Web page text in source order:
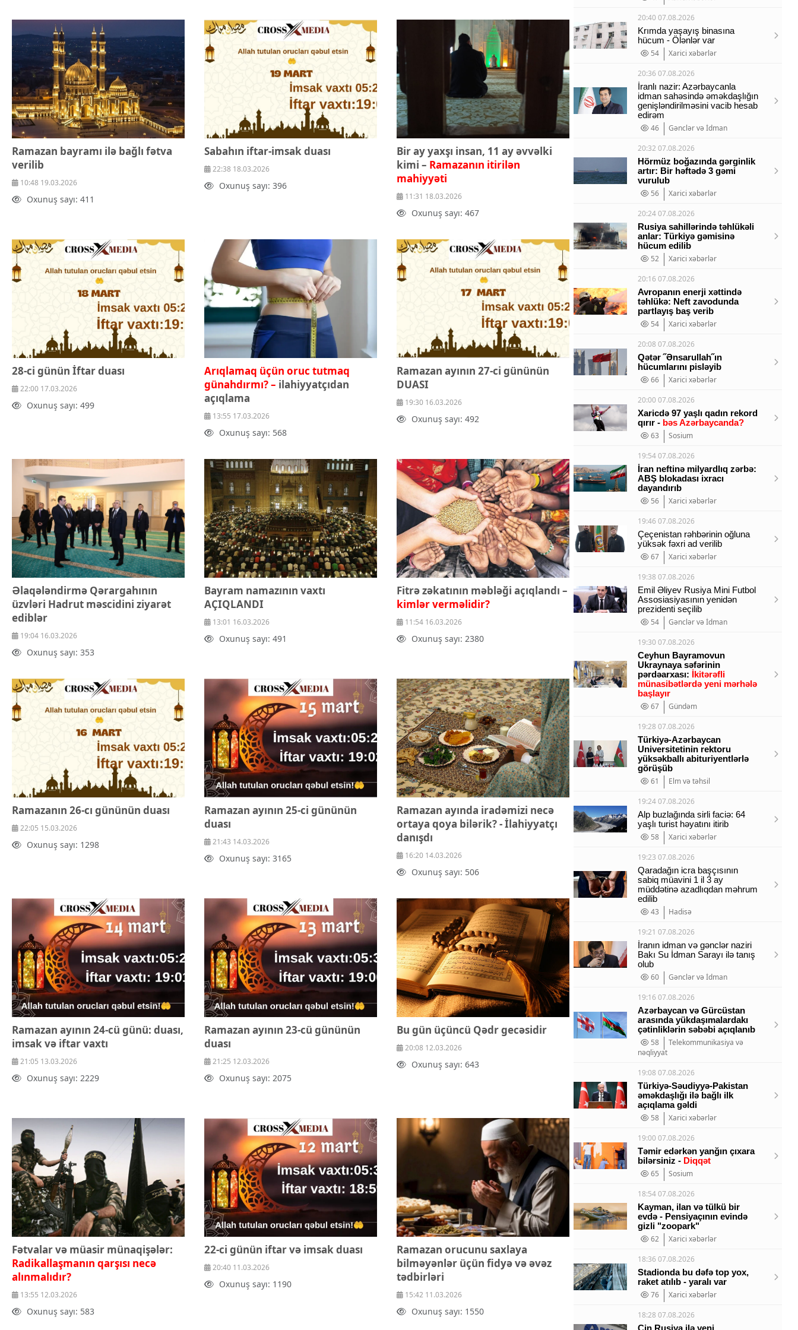
Mətbuat-150
Əlaqə
Missiyamız
Ramazan bayramı ilə bağlı fətva
verilib
10:48 19.03.2026
Oxunuş sayı: 411
Sabahın iftar-imsak duası
22:38 18.03.2026
Oxunuş sayı: 396
Bir ay yaxşı insan, 11 ay əvvəlki
kimi – Ramazanın itirilən
mahiyyəti
11:31 18.03.2026
Oxunuş sayı: 467
28-ci günün İftar duası
22:00 17.03.2026
Oxunuş sayı: 499
Arıqlamaq üçün oruc tutmaq
günahdırmı? – ilahiyyatçıdan
açıqlama
13:55 17.03.2026
Oxunuş sayı: 568
Ramazan ayının 27-ci gününün
DUASI
19:30 16.03.2026
Oxunuş sayı: 492
Əlaqələndirmə Qərargahının
üzvləri Hadrut məscidini ziyarət
ediblər
19:04 16.03.2026
Oxunuş sayı: 353
Bayram namazının vaxtı
AÇIQLANDI
13:01 16.03.2026
Oxunuş sayı: 491
Fitrə zəkatının məbləği açıqlandı –
kimlər verməlidir?
11:54 16.03.2026
Oxunuş sayı: 2380
Ramazanın 26-cı gününün duası
22:05 15.03.2026
Oxunuş sayı: 1298
Ramazan ayının 25-ci gününün
duası
21:43 14.03.2026
Oxunuş sayı: 3165
Ramazan ayında iradəmizi necə
ortaya qoya bilərik? - İlahiyyatçı
danışdı
16:20 14.03.2026
Oxunuş sayı: 506
Ramazan ayının 24-cü günü: duası,
imsak və iftar vaxtı
21:05 13.03.2026
Oxunuş sayı: 2229
Ramazan ayının 23-cü gününün
duası
21:25 12.03.2026
Oxunuş sayı: 2075
Bu gün üçüncü Qədr gecəsidir
20:08 12.03.2026
Oxunuş sayı: 643
Fətvalar və müasir münaqişələr:
Radikallaşmanın qarşısı necə
alınmalıdır?
13:55 12.03.2026
Oxunuş sayı: 583
22-ci günün iftar və imsak duası
20:40 11.03.2026
Oxunuş sayı: 1190
Ramazan orucunu saxlaya
bilməyənlər üçün fidyə və əvəz
tədbirləri
15:42 11.03.2026
Oxunuş sayı: 1550
20:40 07.08.2026
Krımda yaşayış binasına
hücum - Ölənlər var
54
Xarici xəbərlər
20:36 07.08.2026
İranlı nazir: Azərbaycanla
idman sahəsində əməkdaşlığın
genişləndirilməsini vacib hesab
edirəm
46
Gənclər və İdman
20:32 07.08.2026
Hörmüz boğazında gərginlik
artır: Bir həftədə 3 gəmi
vurulub
56
Xarici xəbərlər
20:24 07.08.2026
Rusiya sahillərində təhlükəli
anlar: Türkiyə gəmisinə
hücum edilib
52
Xarici xəbərlər
20:16 07.08.2026
Avropanın enerji xəttində
təhlükə: Neft zavodunda
partlayış baş verib
54
Xarici xəbərlər
20:08 07.08.2026
Qətər ˝Ənsarullah˝ın
hücumlarını pisləyib
66
Xarici xəbərlər
20:00 07.08.2026
Xaricdə 97 yaşlı qadın rekord
qırır - bəs Azərbaycanda?
63
Sosium
19:54 07.08.2026
İran neftinə milyardlıq zərbə:
ABŞ blokadası ixracı
dayandırıb
56
Xarici xəbərlər
19:46 07.08.2026
Çeçenistan rəhbərinin oğluna
yüksək fəxri ad verilib
67
Xarici xəbərlər
19:38 07.08.2026
Emil Əliyev Rusiya Mini Futbol
Assosiasiyasının yenidən
prezidenti seçilib
54
Gənclər və İdman
19:30 07.08.2026
Ceyhun Bayramovun
Ukraynaya səfərinin
pərdəarxası: İkitərəfli
münasibətlərdə yeni mərhələ
başlayır
67
Gündəm
19:28 07.08.2026
Türkiyə-Azərbaycan
Universitetinin rektoru
yüksəkballı abituriyentlərlə
görüşüb
61
Elm və təhsil
19:24 07.08.2026
Alp buzlağında sirli faciə: 64
yaşlı turist həyatını itirib
58
Xarici xəbərlər
19:23 07.08.2026
Qaradağın icra başçısının
sabiq müavini 1 il 3 ay
müddətinə azadlıqdan məhrum
edilib
43
Hadisə
19:21 07.08.2026
İranın idman və gənclər naziri
Bakı Su İdman Sarayı ilə tanış
olub
60
Gənclər və İdman
19:16 07.08.2026
Azərbaycan və Gürcüstan
arasında yükdaşımalardakı
çətinliklərin səbəbi açıqlanıb
58
Telekommunikasiya və
nəqliyyat
19:08 07.08.2026
Türkiyə-Səudiyyə-Pakistan
əməkdaşlığı ilə bağlı ilk
açıqlama gəldi
58
Xarici xəbərlər
19:00 07.08.2026
Təmir edərkən yanğın çıxara
bilərsiniz - Diqqət
65
Sosium
18:54 07.08.2026
Kayman, ilan və tülkü bir
evdə - Pensiyaçının evində
gizli "zoopark"
62
Xarici xəbərlər
18:36 07.08.2026
Stadionda bu dəfə top yox,
raket atılıb - yaralı var
76
Xarici xəbərlər
18:28 07.08.2026
Çin Rusiya ilə yeni